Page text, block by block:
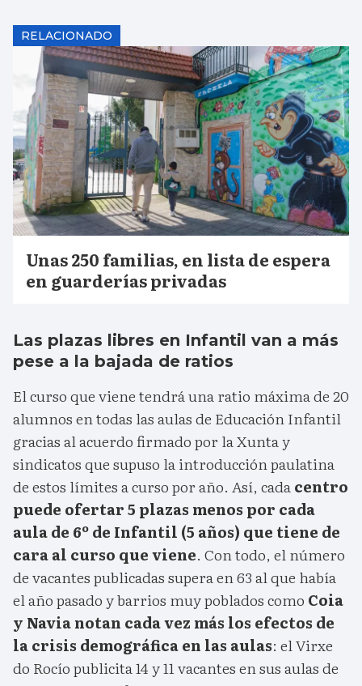
RELACIONADO
Unas 250 familias, en lista de espera
en guarderías privadas
Las plazas libres en Infantil van a más
pese a la bajada de ratios
El curso que viene tendrá una ratio máxima de 20
alumnos en todas las aulas de Educación Infantil
gracias al acuerdo firmado por la Xunta y
sindicatos que supuso la introducción paulatina
de estos límites a curso por año. Así, cadacentro
puede ofertar 5 plazas menos por cada
aula de 6º de Infantil (5 años) que tiene de
cara al curso que viene. Con todo, el número
de vacantes publicadas supera en 63 al que había
el año pasado y barrios muy poblados como Coia
y Navia notan cada vez más los efectos de
la crisis demográfica en las aulas: el Virxe
do Rocío publicita 14 y 11 vacantes en sus aulas de